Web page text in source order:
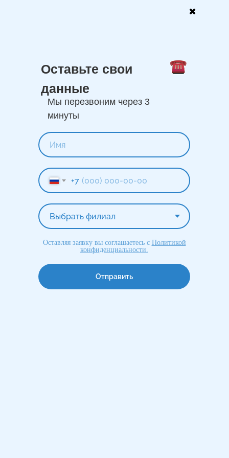
Мы перезвоним через 3
минуты
+7
Оставляя заявку вы соглашаетесь с Политикой
конфиденциальности.
Отправить
✖
Оставьте свои
данные